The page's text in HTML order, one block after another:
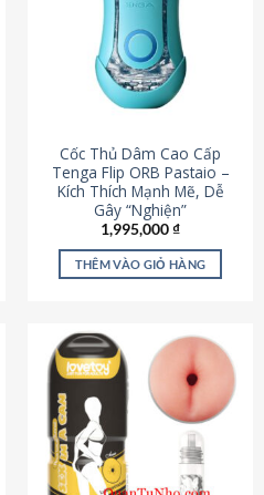
Cốc Thủ Dâm Cao Cấp
Tenga Flip ORB Pastaio –
Kích Thích Mạnh Mẽ, Dễ
Gây “Nghiện”
1,995,000₫
THÊM VÀO GIỎ HÀNG